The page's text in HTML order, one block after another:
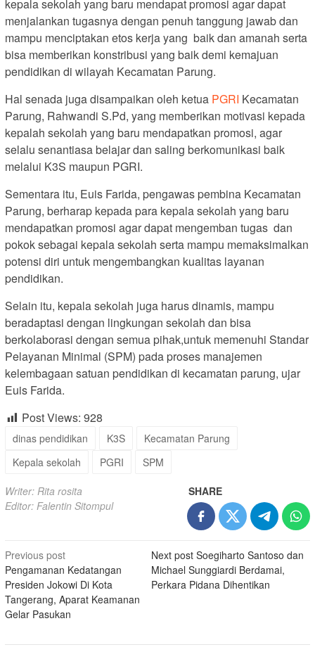
kepala sekolah yang baru mendapat promosi agar dapat
menjalankan tugasnya dengan penuh tanggung jawab dan
mampu menciptakan etos kerja yang baik dan amanah serta
bisa memberikan konstribusi yang baik demi kemajuan
pendidikan di wilayah Kecamatan Parung.
Hal senada juga disampaikan oleh ketua PGRI Kecamatan
Parung, Rahwandi S.Pd, yang memberikan motivasi kepada
kepalah sekolah yang baru mendapatkan promosi, agar
selalu senantiasa belajar dan saling berkomunikasi baik
melalui K3S maupun PGRI.
Sementara itu, Euis Farida, pengawas pembina Kecamatan
Parung, berharap kepada para kepala sekolah yang baru
mendapatkan promosi agar dapat mengemban tugas dan
pokok sebagai kepala sekolah serta mampu memaksimalkan
potensi diri untuk mengembangkan kualitas layanan
pendidikan.
Selain itu, kepala sekolah juga harus dinamis, mampu
beradaptasi dengan lingkungan sekolah dan bisa
berkolaborasi dengan semua pihak,untuk memenuhi Standar
Pelayanan Minimal (SPM) pada proses manajemen
kelembagaan satuan pendidikan di kecamatan parung, ujar
Euis Farida.
Post Views: 928
dinas pendidikan K3S
Kecamatan Parung
Kepala sekolah
PGRI SPM
Writer: Rita rosita
Editor: Falentin Sitompul
SHARE
Post
navigation
Previous post
Pengamanan Kedatangan
Presiden Jokowi Di Kota
Tangerang, Aparat Keamanan
Gelar Pasukan
Next post Soegiharto Santoso dan
Michael Sunggiardi Berdamai,
Perkara Pidana Dihentikan